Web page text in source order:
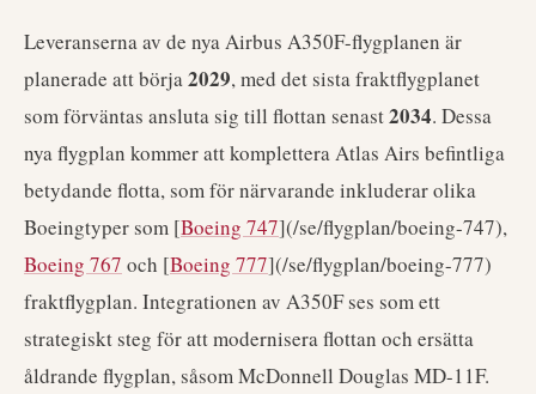
Leveranserna av de nya Airbus A350F-flygplanen är
planerade att börja2029, med det sista fraktflygplanet
som förväntas ansluta sig till flottan senast2034. Dessa
nya flygplan kommer att komplettera Atlas Airs befintliga
betydande flotta, som för närvarande inkluderar olika
Boeingtyper som [Boeing 747](/se/flygplan/boeing-747),
Boeing 767 och [Boeing 777](/se/flygplan/boeing-777)
fraktflygplan. Integrationen av A350F ses som ett
strategiskt steg för att modernisera flottan och ersätta
åldrande flygplan, såsom McDonnell Douglas MD-11F.